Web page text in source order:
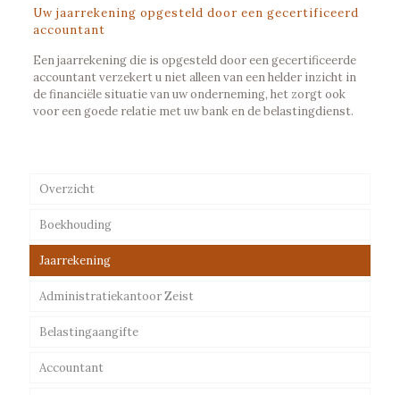
Uw jaarrekening opgesteld door een gecertificeerd
accountant
Een jaarrekening die is opgesteld door een gecertificeerde
accountant verzekert u niet alleen van een helder inzicht in
de financiële situatie van uw onderneming, het zorgt ook
voor een goede relatie met uw bank en de belastingdienst.
Overzicht
Boekhouding
Jaarrekening
Administratiekantoor Zeist
Belastingaangifte
Accountant